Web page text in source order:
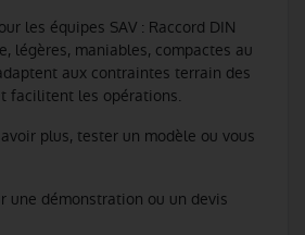
les équipes SAV : Raccord DIN
légères, maniables, compactes au
aux contraintes terrain des
facilitent les opérations.
plus, tester un modèle ou vous
une démonstration ou un devis